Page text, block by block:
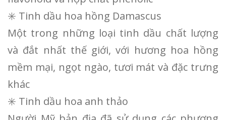
✳️ Tinh dầu hoa hồng Damascus
Một trong những loại tinh dầu chất lượng
và đắt nhất thế giới, với hương hoa hồng
mềm mại, ngọt ngào, tươi mát và đặc trưng
khác
✳️ Tinh dầu hoa anh thảo